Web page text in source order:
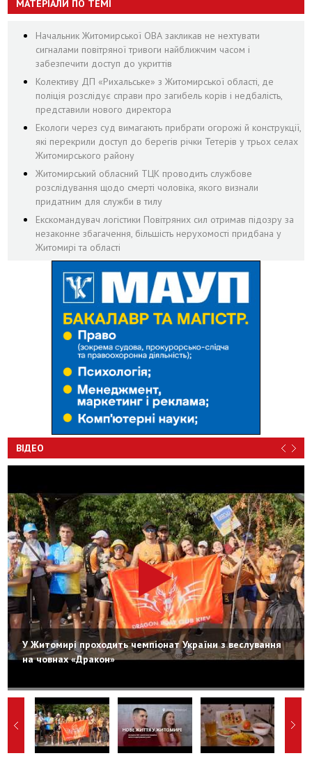
МАТЕРІАЛИ ПО ТЕМІ
Начальник Житомирської ОВА закликав не нехтувати
сигналами повітряної тривоги найближчим часом і
забезпечити доступ до укриттів
Колективу ДП «Рихальське» з Житомирської області, де
поліція розслідує справи про загибель корів і недбалість,
представили нового директора
Екологи через суд вимагають прибрати огорожі й конструкції,
які перекрили доступ до берегів річки Тетерів у трьох селах
Житомирського району
Житомирський обласний ТЦК проводить службове
розслідування щодо смерті чоловіка, якого визнали
придатним для служби в тилу
Екскомандувач логістики Повітряних сил отримав підозру за
незаконне збагачення, більшість нерухомості придбана у
Житомирі та області
ВІДЕО
У Житомирі проходить чемпіонат України з веслування
на човнах «Дракон»